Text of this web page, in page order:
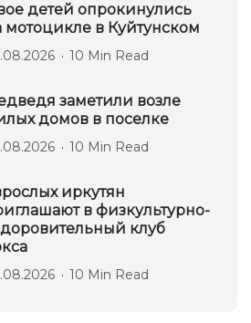
детей опрокинулись
мотоцикле в Куйтунском
10 Min Read
заметили возле
домов в поселке
10 Min Read
иркутян
в физкультурно-
клуб
10 Min Read